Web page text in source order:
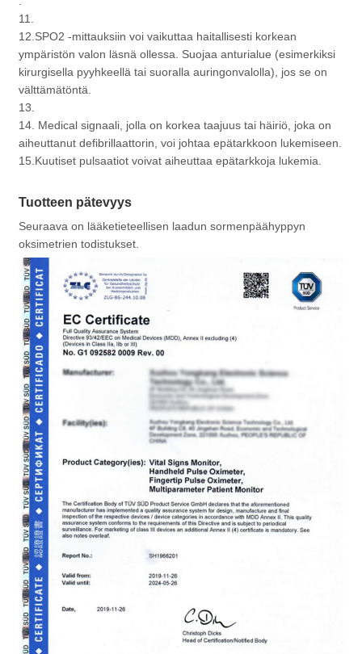
11.
12.SPO2 -mittauksiin voi vaikuttaa haitallisesti korkean
ympäristön valon läsnä ollessa. Suojaa anturialue (esimerkiksi
kirurgisella pyyhkeellä tai suoralla auringonvalolla), jos se on
välttämätöntä.
13.
14. Medical signaali, jolla on korkea taajuus tai häiriö, joka on
aiheuttanut defibrillaattorin, voi johtaa epätarkkoon lukemiseen.
15.Kuutiset pulsaatiot voivat aiheuttaa epätarkkoja lukemia.
Tuotteen pätevyys
Seuraava on lääketieteellisen laadun sormenpäähyppyn
oksimetrien todistukset.